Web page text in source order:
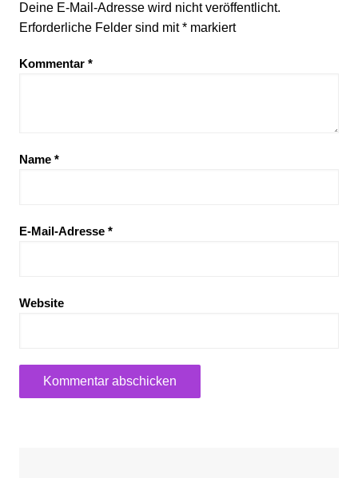
Deine E-Mail-Adresse wird nicht veröffentlicht.
Erforderliche Felder sind mit*markiert
Kommentar *
Name *
E-Mail-Adresse *
Website